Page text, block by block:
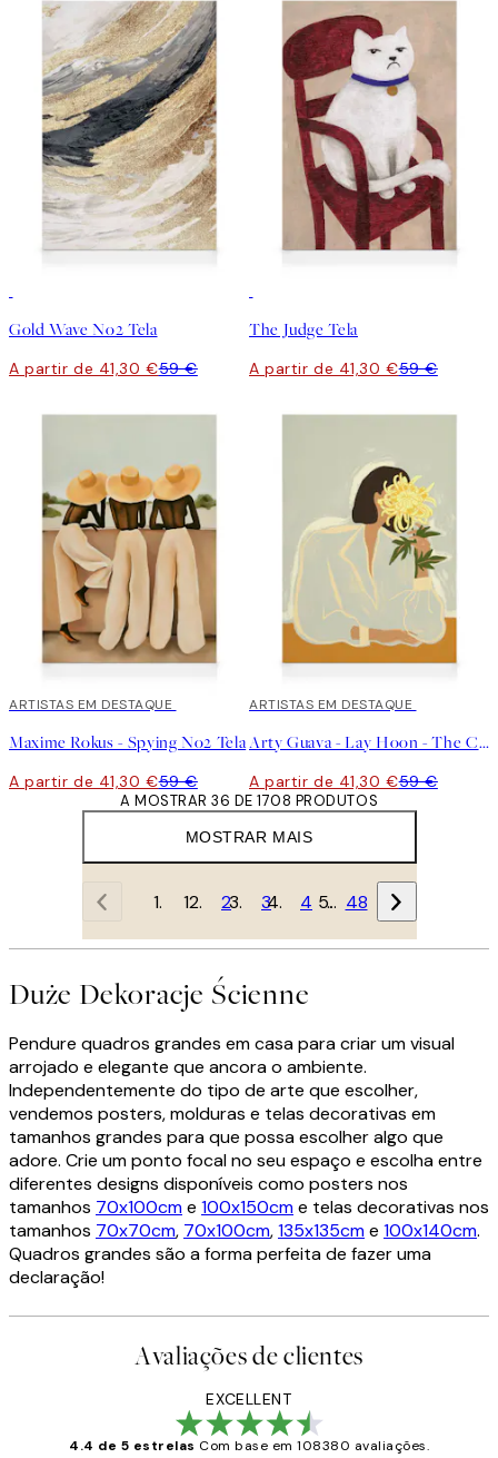
Gold Wave No2 Tela
A partir de 41,30 €59 €
The Judge Tela
A partir de 41,30 €59 €
30%*
ARTISTAS EM DESTAQUE
Maxime Rokus - Spying No2 Tela
A partir de 41,30 €59 €
30%*
ARTISTAS EM DESTAQUE
Arty Guava - Lay Hoon - The Chrysanthemum Tela
A partir de 41,30 €59 €
MOSTRAR MAIS
A MOSTRAR 36 DE 1708 PRODUTOS
1 2 3 4 … 48
Duże Dekoracje Ścienne
Pendure quadros grandes em casa para criar um visual
arrojado e elegante que ancora o ambiente.
Independentemente do tipo de arte que escolher,
vendemos posters, molduras e telas decorativas em
tamanhos grandes para que possa escolher algo que
adore. Crie um ponto focal no seu espaço e escolha entre
diferentes designs disponíveis como posters nos
tamanhos 70x100cme 100x150cme telas decorativas nos
tamanhos 70x70cm, 70x100cm,135x135cme 100x140cm.
Quadros grandes são a forma perfeita de fazer uma
declaração!
Avaliações de clientes
EXCELLENT
4.4 de 5 estrelas Com base em 108380 avaliações.